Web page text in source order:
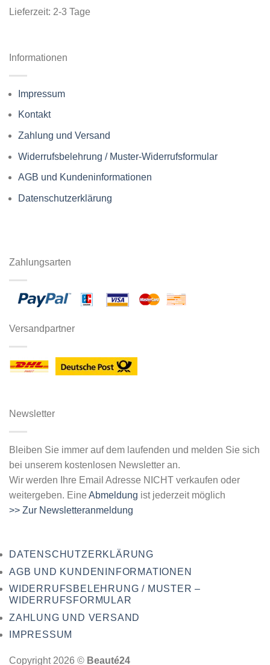
Lieferzeit: 2-3 Tage
Informationen
Impressum
Kontakt
Zahlung und Versand
Widerrufsbelehrung / Muster-Widerrufsformular
AGB und Kundeninformationen
Datenschutzerklärung
Zahlungsarten
Versandpartner
Newsletter
Bleiben Sie immer auf dem laufenden und melden Sie sich
bei unserem kostenlosen Newsletter an.
Wir werden Ihre Email Adresse NICHT verkaufen oder
weitergeben. Eine Abmeldung ist jederzeit möglich
>> Zur Newsletteranmeldung
DATENSCHUTZERKLÄRUNG
AGB UND KUNDENINFORMATIONEN
WIDERRUFSBELEHRUNG / MUSTER –
WIDERRUFSFORMULAR
ZAHLUNG UND VERSAND
IMPRESSUM
Copyright 2026 © Beauté24